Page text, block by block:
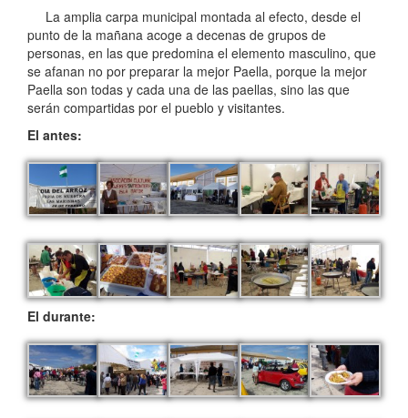
La amplia carpa municipal montada al efecto, desde el
punto de la mañana acoge a decenas de grupos de
personas, en las que predomina el elemento masculino, que
se afanan no por preparar la mejor Paella, porque la mejor
Paella son todas y cada una de las paellas, sino las que
serán compartidas por el pueblo y visitantes.
El antes:
El durante: